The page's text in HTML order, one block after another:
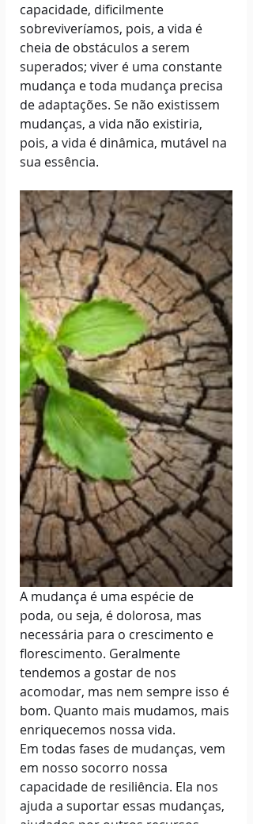
capacidade, dificilmente
sobreviveríamos, pois, a vida é
cheia de obstáculos a serem
superados; viver é uma constante
mudança e toda mudança precisa
de adaptações. Se não existissem
mudanças, a vida não existiria,
pois, a vida é dinâmica, mutável na
sua essência.
A mudança é uma espécie de
poda, ou seja, é dolorosa, mas
necessária para o crescimento e
florescimento. Geralmente
tendemos a gostar de nos
acomodar, mas nem sempre isso é
bom. Quanto mais mudamos, mais
enriquecemos nossa vida.
Em todas fases de mudanças, vem
em nosso socorro nossa
capacidade de resiliência. Ela nos
ajuda a suportar essas mudanças,